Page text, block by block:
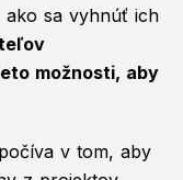
ako sa vyhnúť ich
možnosti, aby
v tom, aby